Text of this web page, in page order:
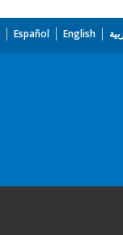
English
Español